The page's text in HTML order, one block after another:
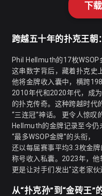
下
跨越五十年的扑克王朝
Phil Hellmuth的17枚WSOP
这串数字背后，藏着扑克史
他将金牌收入囊中，横跨
2010年代和2020年代，成
的扑克传奇。这种跨越时代
“三连冠”神话。 更令人惊叹
Hellmuth的金牌记录至今仍
“最多WSOP金牌”的头衔，
还以每届赛事平均3.3枚金
称号收入私囊。2023年，他
更是让对手们发出“这老家伙
从“扑克孙”到“金砖王